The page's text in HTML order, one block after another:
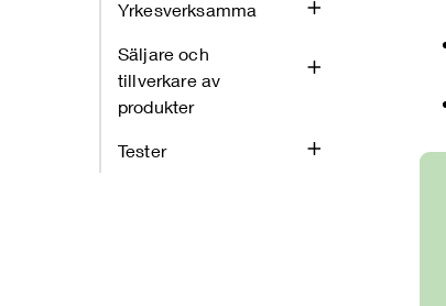
Yrkesverksamma
Säljare och
tillverkare av
produkter
Tester